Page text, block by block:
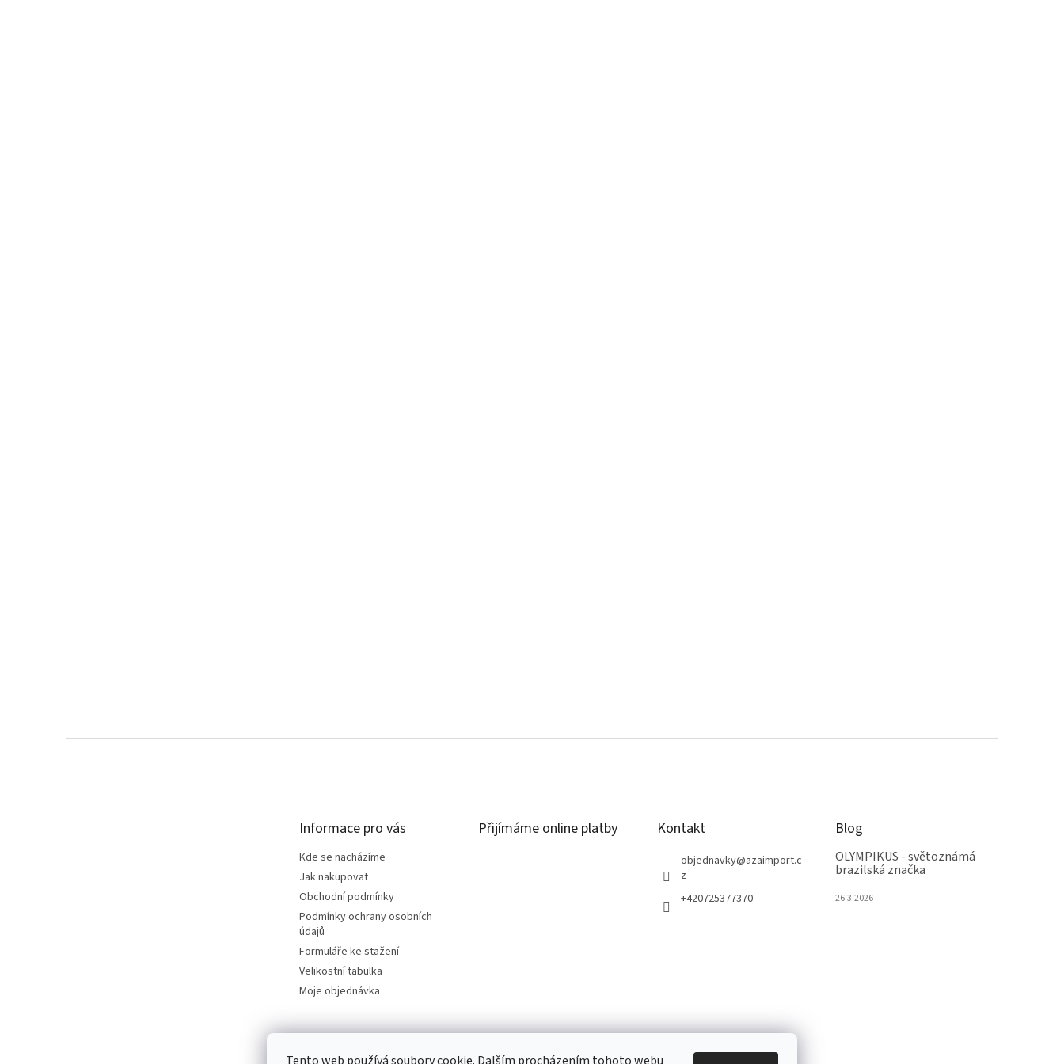
Informace pro vás
Kde se nacházíme
Jak nakupovat
Obchodní podmínky
Podmínky ochrany osobních
údajů
Formuláře ke stažení
Velikostní tabulka
Moje objednávka
Přijímáme online platby Kontakt
objednavky@azaimport.c
z
+420725377370
Blog
OLYMPIKUS - světoznámá
brazilská značka
26.3.2026